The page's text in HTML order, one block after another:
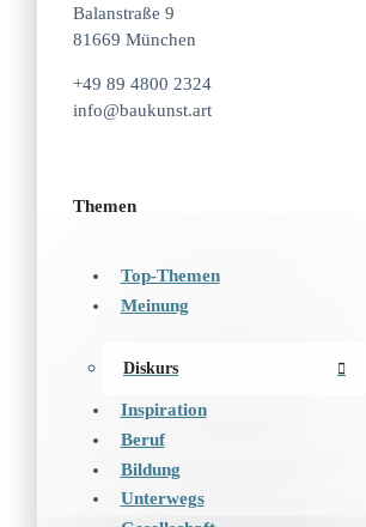
Balanstraße 9
81669 München
+49 89 4800 2324
info@baukunst.art
Themen
Top-Themen
Meinung
Diskurs
Inspiration
Beruf
Bildung
Unterwegs